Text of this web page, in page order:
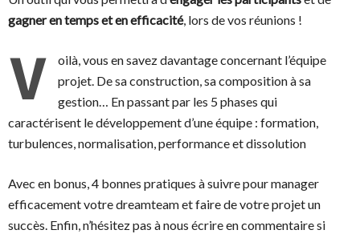
gagner en temps et en efficacité, lors de vos réunions !
V
oilà, vous en savez davantage concernant l’équipe
projet. De sa construction, sa composition à sa
gestion… En passant par les 5 phases qui
caractérisent le développement d’une équipe : formation,
turbulences, normalisation, performance et dissolution
Avec en bonus, 4 bonnes pratiques à suivre pour manager
efficacement votre dreamteam et faire de votre projet un
succès. Enfin, n’hésitez pas à nous écrire en commentaire si